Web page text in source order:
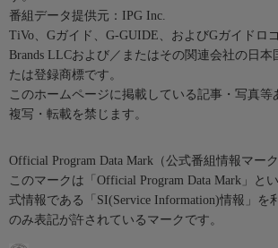
番組データ提供元：IPG Inc.
TiVo、Gガイド、G-GUIDE、およびGガイドロ
Brands LLCおよび／またはその関連会社の日本
たは登録商標です。
このホームページに掲載している記事・写真
複写・転載を禁じます。
Official Program Data Mark（公式番組情報マーク
このマークは「Official Program Data Mark」と
式情報である「SI(Service Information)情報」を
のみ表記が許されているマークです。